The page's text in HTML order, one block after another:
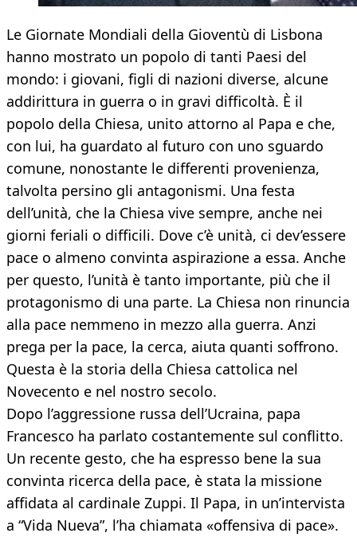
Le Giornate Mondiali della Gioventù di Lisbona
hanno mostrato un popolo di tanti Paesi del
mondo: i giovani, figli di nazioni diverse, alcune
addirittura in guerra o in gravi difficoltà. È il
popolo della Chiesa, unito attorno al Papa e che,
con lui, ha guardato al futuro con uno sguardo
comune, nonostante le differenti provenienza,
talvolta persino gli antagonismi. Una festa
dell’unità, che la Chiesa vive sempre, anche nei
giorni feriali o difficili. Dove c’è unità, ci dev’essere
pace o almeno convinta aspirazione a essa. Anche
per questo, l’unità è tanto importante, più che il
protagonismo di una parte. La Chiesa non rinuncia
alla pace nemmeno in mezzo alla guerra. Anzi
prega per la pace, la cerca, aiuta quanti soffrono.
Questa è la storia della Chiesa cattolica nel
Novecento e nel nostro secolo.
Dopo l’aggressione russa dell’Ucraina, papa
Francesco ha parlato costantemente sul conflitto.
Un recente gesto, che ha espresso bene la sua
convinta ricerca della pace, è stata la missione
affidata al cardinale Zuppi. Il Papa, in un’intervista
a “Vida Nueva”, l’ha chiamata «offensiva di pace».